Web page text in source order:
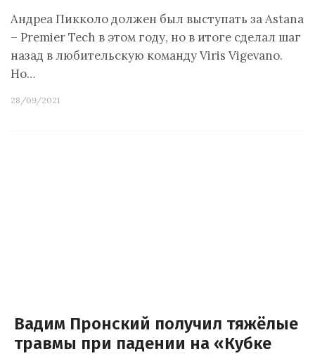
Андреа Пикколо должен был выступать за Astana
– Premier Tech в этом году, но в итоге сделал шаг
назад в любительскую команду Viris Vigevano.
Но…
28/09/2021
Вадим Пронский получил тяжёлые
травмы при падении на «Кубке